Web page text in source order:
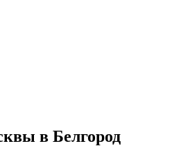
в Белгород